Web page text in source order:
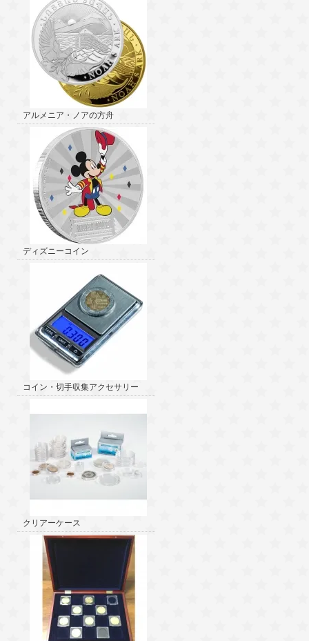
アルメニア・ノアの方舟
ディズニーコイン
コイン・切手収集アクセサリー
クリアーケース